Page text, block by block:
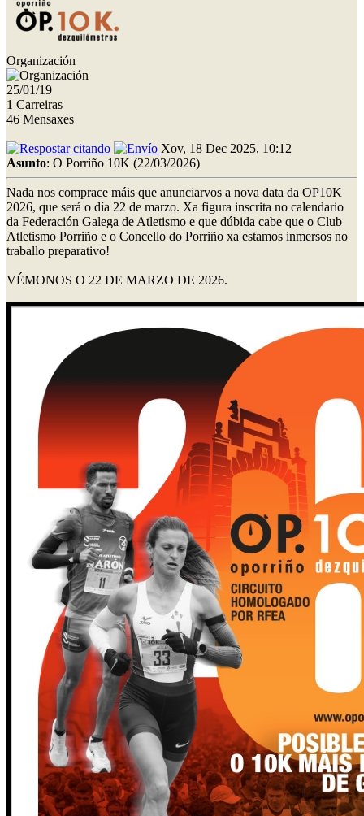
Organización
25/01/19
1 Carreiras
46 Mensaxes
Xov, 18 Dec 2025, 10:12
Asunto: O Porriño 10K (22/03/2026)
Nada nos comprace máis que anunciarvos a nova data da OP10K
2026, que será o día 22 de marzo. Xa figura inscrita no calendario
da Federación Galega de Atletismo e que dúbida cabe que o Club
Atletismo Porriño e o Concello do Porriño xa estamos inmersos no
traballo preparativo!
VÉMONOS O 22 DE MARZO DE 2026.